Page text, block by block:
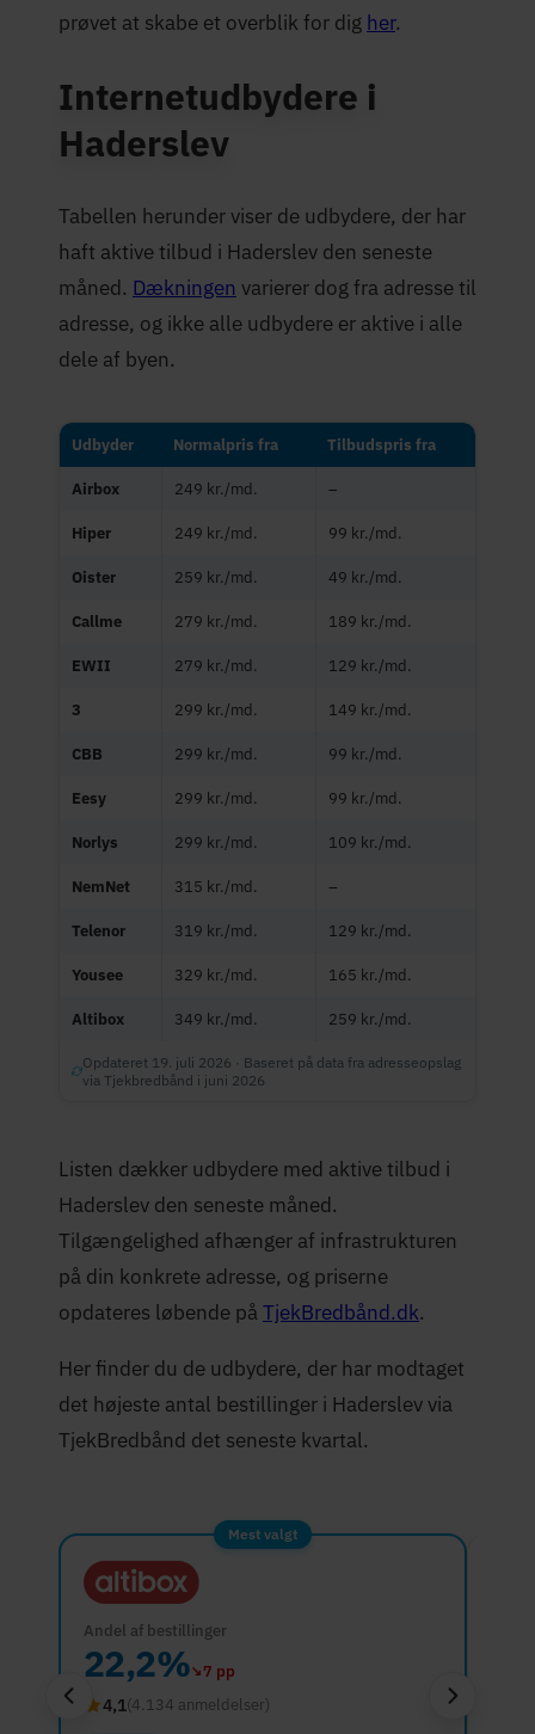
prøvet at skabe et overblik for dig her.
Internetudbydere i
Haderslev
Tabellen herunder viser de udbydere, der har
haft aktive tilbud i Haderslev den seneste
måned. Dækningen varierer dog fra adresse til
adresse, og ikke alle udbydere er aktive i alle
dele af byen.
Udbyder Normalpris fra Tilbudspris fra
Airbox 249 kr./md. –
Hiper 249 kr./md. 99 kr./md.
Oister 259 kr./md. 49 kr./md.
Callme 279 kr./md. 189 kr./md.
EWII 279 kr./md. 129 kr./md.
3 299 kr./md. 149 kr./md.
CBB 299 kr./md. 99 kr./md.
Eesy 299 kr./md. 99 kr./md.
Norlys 299 kr./md. 109 kr./md.
NemNet 315 kr./md. –
Telenor 319 kr./md. 129 kr./md.
Yousee 329 kr./md. 165 kr./md.
Altibox 349 kr./md. 259 kr./md.
Opdateret 19. juli 2026 · Baseret på data fra adresseopslag
via Tjekbredbånd i juni 2026
Listen dækker udbydere med aktive tilbud i
Haderslev den seneste måned.
Tilgængelighed afhænger af infrastrukturen
på din konkrete adresse, og priserne
opdateres løbende påTjekBredbånd.dk.
Her finder du de udbydere, der har modtaget
det højeste antal bestillinger i Haderslev via
TjekBredbånd det seneste kvartal.
Mest valgt
Andel af bestillinger
22,2%↘7 pp
4,1(4.134 anmeldelser)